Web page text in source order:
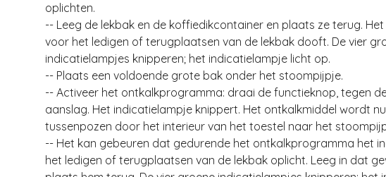
oplichten.
-- Leeg de lekbak en de koffiedikcontainer en plaats ze terug.
voor het ledigen of terugplaatsen van de lekbak dooft. De vier
indicatielampjes knipperen; het indicatielampje licht op.
-- Plaats een voldoende grote bak onder het stoompijpje.
-- Activeer het ontkalkprogramma: draai de functieknop, tegen
aanslag. Het indicatielampje knippert. Het ontkalkmiddel wordt
tussenpozen door het interieur van het toestel naar het
-- Het kan gebeuren dat gedurende het ontkalkprogramma het
het ledigen of terugplaatsen van de lekbak oplicht. Leeg in dat